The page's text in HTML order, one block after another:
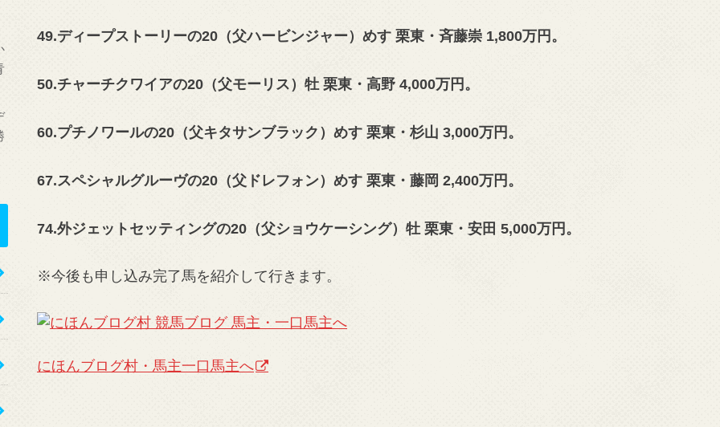
49.ディープストーリーの20（父ハービンジャー）めす 栗東・斉藤崇 1,800万円。
50.チャーチクワイアの20（父モーリス）牡 栗東・高野 4,000万円。
60.プチノワールの20（父キタサンブラック）めす 栗東・杉山 3,000万円。
67.スペシャルグルーヴの20（父ドレフォン）めす 栗東・藤岡 2,400万円。
74.外ジェットセッティングの20（父ショウケーシング）牡 栗東・安田 5,000万円。
※今後も申し込み完了馬を紹介して行きます。
にほんブログ村・馬主一口馬主へ